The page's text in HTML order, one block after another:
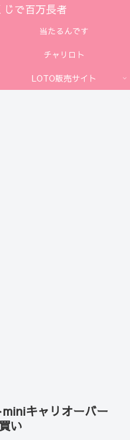
で百万長者
当たるんです
チャリロト
LOTO販売サイト
キャリオーバー
い